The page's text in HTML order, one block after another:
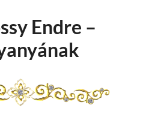
Endre –